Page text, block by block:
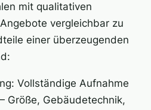
mit qualitativen
vergleichbar zu
einer überzeugenden
Vollständige Aufnahme
Größe, Gebäudetechnik,